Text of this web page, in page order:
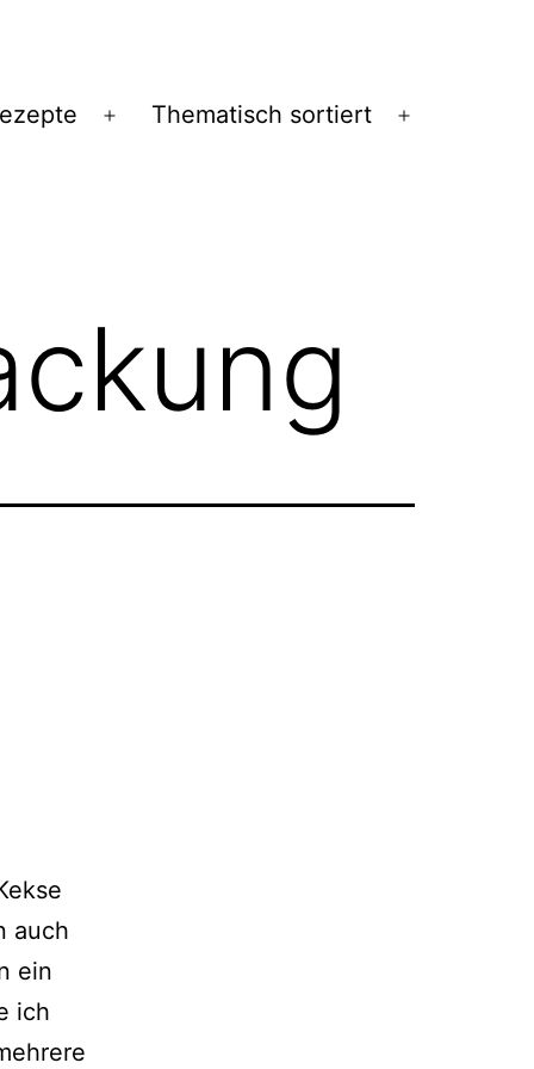
Menü
Thematisch sortiert
auch
ein
ich